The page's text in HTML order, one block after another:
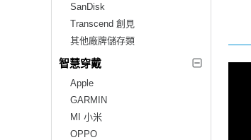
SanDisk
Transcend 創見
其他廠牌儲存類
智慧穿戴
Apple
GARMIN
MI 小米
OPPO